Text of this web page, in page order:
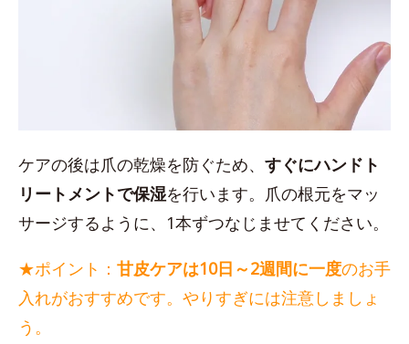
ケアの後は爪の乾燥を防ぐため、 すぐにハンドト
リートメントで保湿を行います。爪の根元をマッ
サージするように、1本ずつなじませてください。
★ポイント： 甘皮ケアは10日～2週間に一度のお手
入れがおすすめです。やりすぎには注意しましょ
う。